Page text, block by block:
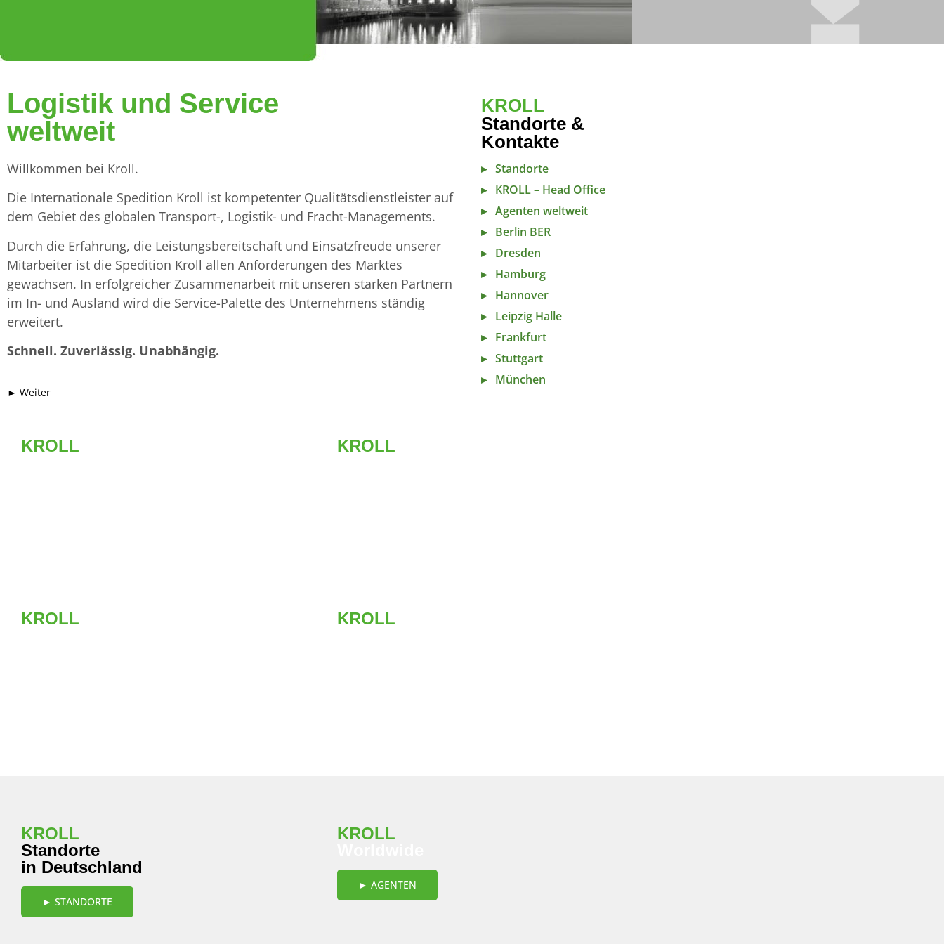
KROLL -
WHERE
LOGISTICS
MEETS
WELTWEITER
TRANSPORT-
SERVICE
LUFTFRACHT
SEEFRACHT-
BAHNFRACHT
KROLL -
WHERE
LOGISTICS
MEETS
WELTWEITER
TRANSPORT-
SERVICE
LUFTFRACHT
SEEFRACHT-
BAHNFRACHT
KROLL -
WHERE
LOGISTICS
MEETS
WELTWEITER
TRANSPORT-
SERVICE
LUFTFRACHT
SEEFRACHT-
BAHNFRACHT
Logistik und Service
weltweit
Willkommen bei Kroll.
Die Internationale Spedition Kroll ist kompetenter Qualitätsdienstleister auf
dem Gebiet des globalen Transport-, Logistik- und Fracht-Managements.
Durch die Erfahrung, die Leistungsbereitschaft und Einsatzfreude unserer
Mitarbeiter ist die Spedition Kroll allen Anforderungen des Marktes
gewachsen. In erfolgreicher Zusammenarbeit mit unseren starken Partnern
im In- und Ausland wird die Service-Palette des Unternehmens ständig
erweitert.
Schnell. Zuverlässig. Unabhängig.
► Weiter
KROLL
Standorte &
Kontakte
Standorte
KROLL – Head Office
Agenten weltweit
Berlin BER
Dresden
Hamburg
Hannover
Leipzig Halle
Frankfurt
Stuttgart
München
KROLL
KROLL
KROLL
KROLL
KROLL
Standorte
in Deutschland
► STANDORTE
KROLL
► AGENTEN